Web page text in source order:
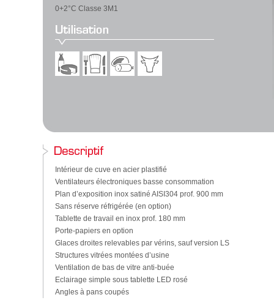
0+2°C Classe 3M1
Intérieur de cuve en acier plastifié
Ventilateurs électroniques basse consommation
Plan d’exposition inox satiné AISI304 prof. 900 mm
Sans réserve réfrigérée (en option)
Tablette de travail en inox prof. 180 mm
Porte-papiers en option
Glaces droites relevables par vérins, sauf version LS
Structures vitrées montées d’usine
Ventilation de bas de vitre anti-buée
Eclairage simple sous tablette LED rosé
Angles à pans coupés